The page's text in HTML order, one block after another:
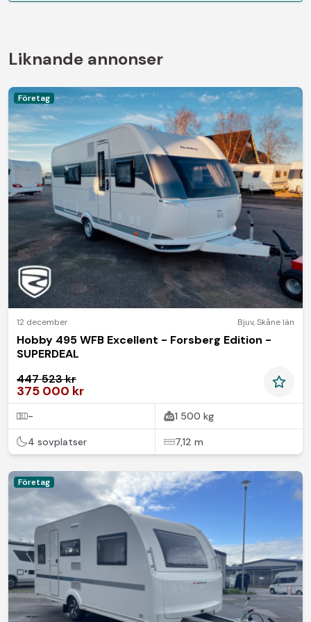
Liknande annonser
Företag
12 december Bjuv,Skåne län
Hobby 495 WFB Excellent - Forsberg Edition -
SUPERDEAL
447 523 kr
375 000 kr
- 1 500 kg
4 sovplatser 7,12 m
Företag